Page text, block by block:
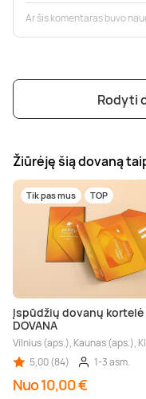
Ar šis komentaras buvo
Rodyti
Žiūrėję šią dovaną
Tik pas mus TOP
Įspūdžių dovanų kortelė
DOVANA
Vilnius (aps.), Kaunas (aps.),
5,00 (84)
1-3 asm.
Nuo 10,00 €